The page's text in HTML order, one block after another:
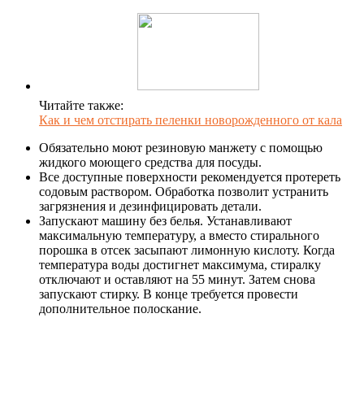
Читайте также:
Как и чем отстирать пеленки новорожденного от кала
Обязательно моют резиновую манжету с помощью
жидкого моющего средства для посуды.
Все доступные поверхности рекомендуется протереть
содовым раствором. Обработка позволит устранить
загрязнения и дезинфицировать детали.
Запускают машину без белья. Устанавливают
максимальную температуру, а вместо стирального
порошка в отсек засыпают лимонную кислоту. Когда
температура воды достигнет максимума, стиралку
отключают и оставляют на 55 минут. Затем снова
запускают стирку. В конце требуется провести
дополнительное полоскание.